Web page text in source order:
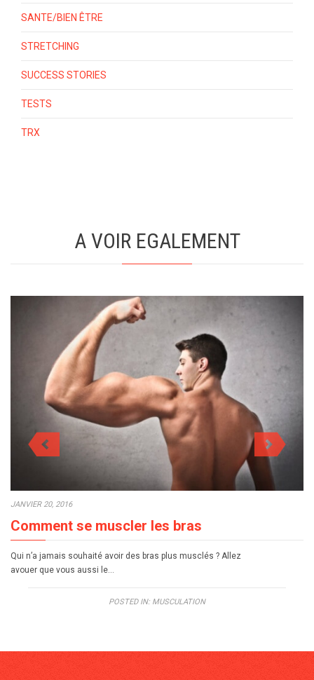
SANTE/BIEN ÊTRE
STRETCHING
SUCCESS STORIES
TESTS
TRX
A VOIR EGALEMENT
JANVIER 20, 2016
Comment se muscler les bras
Qui n’a jamais souhaité avoir des bras plus musclés ? Allez
avouer que vous aussi le…
POSTED IN: MUSCULATION